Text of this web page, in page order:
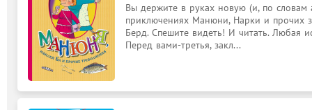
Вы держите в руках новую (и, по словам
приключениях Манюни, Нарки и прочих
Берд. Спешите видеть! И читать. Любая
Перед вами-третья, закл...